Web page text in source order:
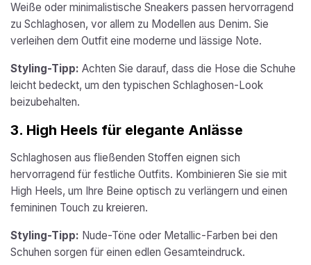
Weiße oder minimalistische Sneakers passen hervorragend
zu Schlaghosen, vor allem zu Modellen aus Denim. Sie
verleihen dem Outfit eine moderne und lässige Note.
Styling-Tipp: Achten Sie darauf, dass die Hose die Schuhe
leicht bedeckt, um den typischen Schlaghosen-Look
beizubehalten.
3. High Heels für elegante Anlässe
Schlaghosen aus fließenden Stoffen eignen sich
hervorragend für festliche Outfits. Kombinieren Sie sie mit
High Heels, um Ihre Beine optisch zu verlängern und einen
femininen Touch zu kreieren.
Styling-Tipp: Nude-Töne oder Metallic-Farben bei den
Schuhen sorgen für einen edlen Gesamteindruck.